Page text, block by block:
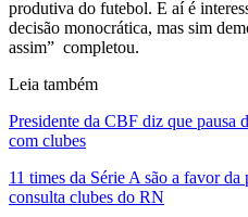
produtiva do futebol. E aí é
decisão monocrática, mas sim
assim” completou.
Leia também
Presidente da CBF diz que pausa
com clubes
11 times da Série A são a favor
consulta clubes do RN